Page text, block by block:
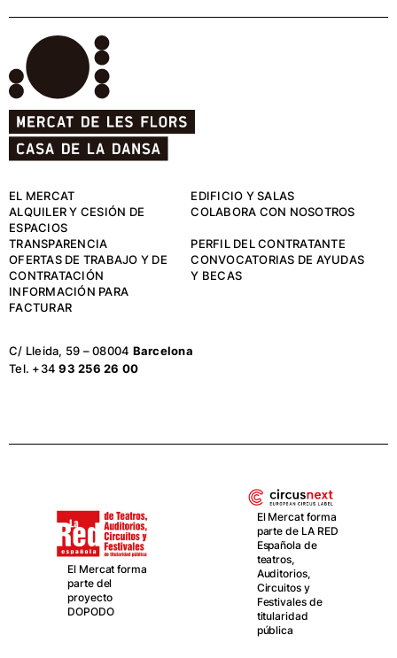
EL MERCAT
EDIFICIO Y SALAS
ALQUILER Y CESIÓN DE
ESPACIOS
COLABORA CON NOSOTROS
TRANSPARENCIA
PERFIL DEL CONTRATANTE
OFERTAS DE TRABAJO Y DE
CONTRATACIÓN
CONVOCATORIAS DE AYUDAS
Y BECAS
INFORMACIÓN PARA
FACTURAR
C/ Lleida, 59 – 08004 Barcelona
Tel. +3493 256 26 00
El Mercat forma
parte del
proyecto
DOPODO
El Mercat forma
parte de LA RED
Española de
teatros,
Auditorios,
Circuitos y
Festivales de
titularidad
pública